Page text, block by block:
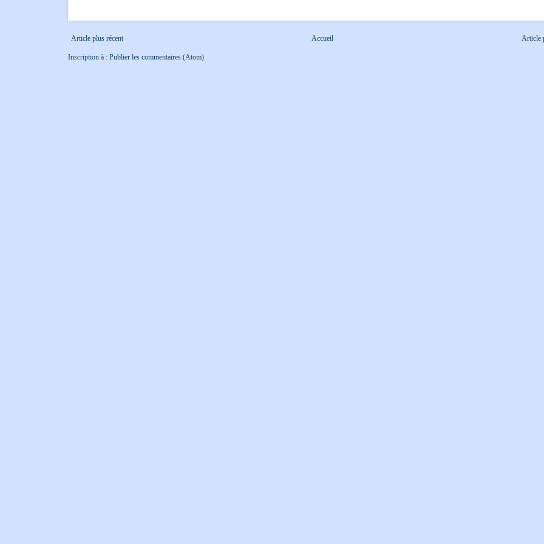
Article plus récent Article
Accueil
Inscription à : Publier les commentaires (Atom)